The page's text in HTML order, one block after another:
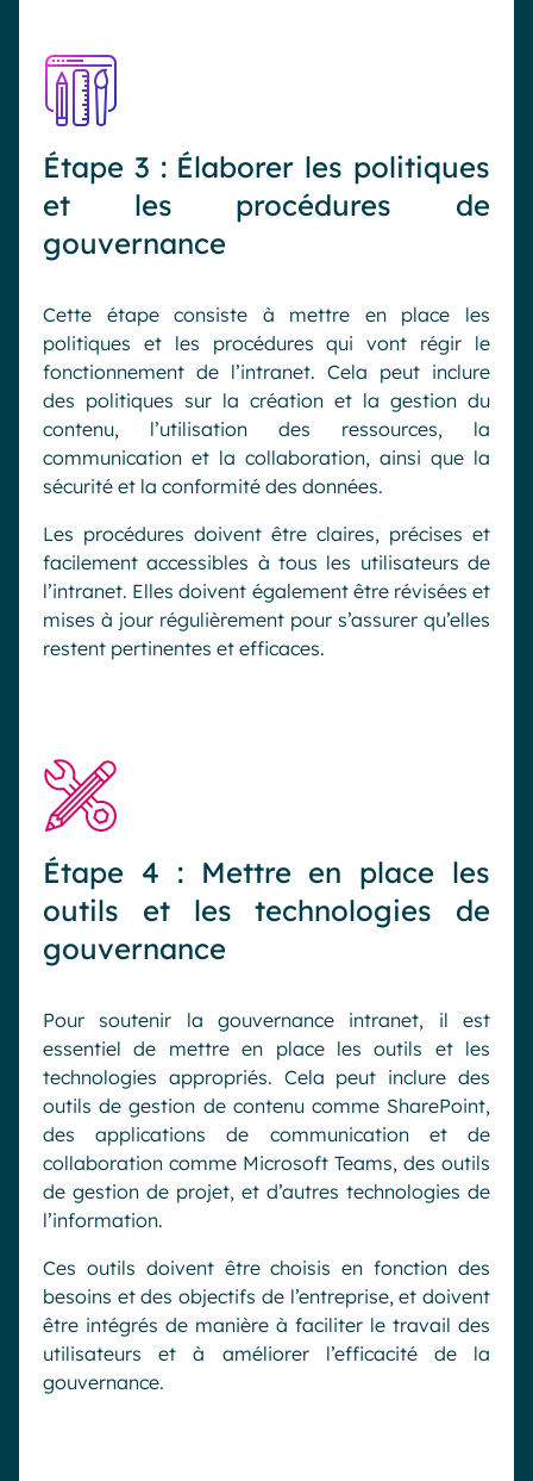
Étape 3 : Élaborer les politiques
et les procédures de
gouvernance
Cette étape consiste à mettre en place les
politiques et les procédures qui vont régir le
fonctionnement de l’intranet. Cela peut inclure
des politiques sur la création et la gestion du
contenu, l’utilisation des ressources, la
communication et la collaboration, ainsi que la
sécurité et la conformité des données.
Les procédures doivent être claires, précises et
facilement accessibles à tous les utilisateurs de
l’intranet. Elles doivent également être révisées et
mises à jour régulièrement pour s’assurer qu’elles
restent pertinentes et efficaces.
Étape 4 : Mettre en place les
outils et les technologies de
gouvernance
Pour soutenir la gouvernance intranet, il est
essentiel de mettre en place les outils et les
technologies appropriés. Cela peut inclure des
outils de gestion de contenu comme SharePoint,
des applications de communication et de
collaboration comme Microsoft Teams, des outils
de gestion de projet, et d’autres technologies de
l’information.
Ces outils doivent être choisis en fonction des
besoins et des objectifs de l’entreprise, et doivent
être intégrés de manière à faciliter le travail des
utilisateurs et à améliorer l’efficacité de la
gouvernance.